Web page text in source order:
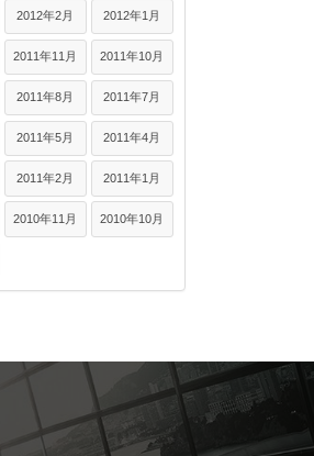
2012年2月 2012年1月
2011年11月 2011年10月
2011年8月 2011年7月
2011年5月 2011年4月
2011年2月 2011年1月
2010年11月 2010年10月